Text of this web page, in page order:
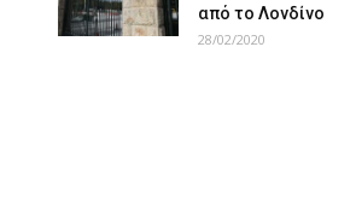
από το Λονδίνο
28/02/2020